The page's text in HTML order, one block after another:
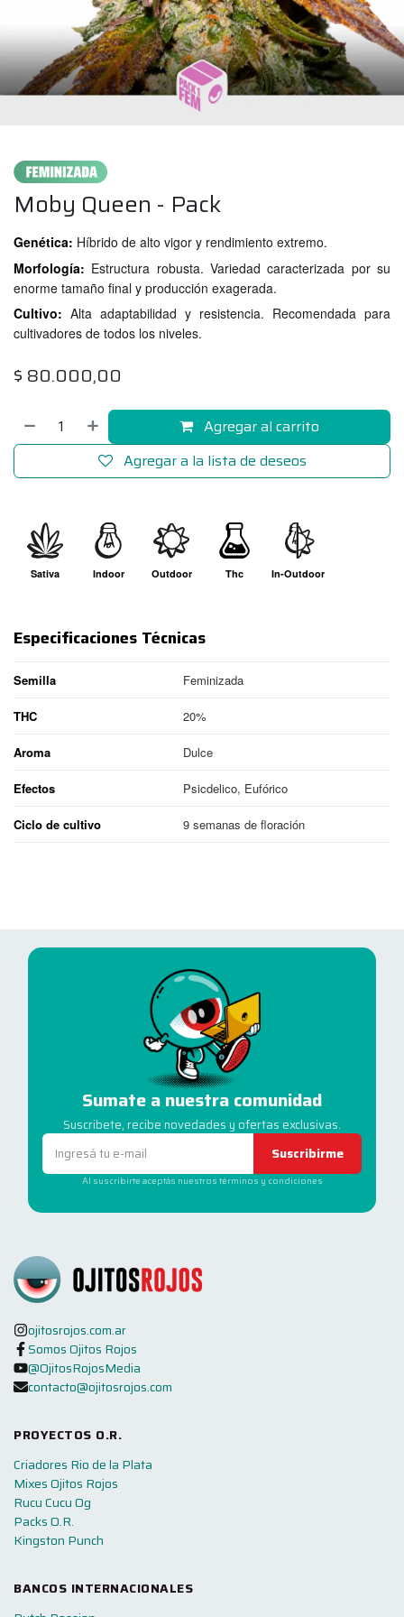
Moby Queen - Pack
Genética: Híbrido de alto vigor y rendimiento extremo.
Morfología: Estructura robusta. Variedad caracterizada por su
enorme tamaño final y producción exagerada.
Cultivo: Alta adaptabilidad y resistencia. Recomendada para
cultivadores de todos los niveles.
$ 80.000,00
Agregar al carrito
Agregar a la lista de deseos
Sativa Indoor Outdoor Thc In-Outdoor
Especificaciones Técnicas
Semilla Feminizada
THC 20%
Aroma Dulce
Efectos Psicdelico, Eufórico
Ciclo de cultivo 9 semanas de floración
Sumate a nuestra comunidad
Suscribete, recibe novedades y ofertas exclusivas.
Suscribirme
Al suscribirte aceptás nuestros términos y condiciones
ojitosrojos.com.ar
Somos Ojitos Rojos
@OjitosRojosMedia
contacto@ojitosrojos.com
PROYECTOS O.R.
Criadores Rio de la Plata
Mixes Ojitos Rojos
Rucu Cucu Og
Packs O.R.
Kingston Punch
BANCOS INTERNACIONALES